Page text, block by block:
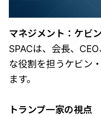
マネジメント：ケビ
SPACは、会長、
な役割を担うケビン
ます。
トランプ一家の視点